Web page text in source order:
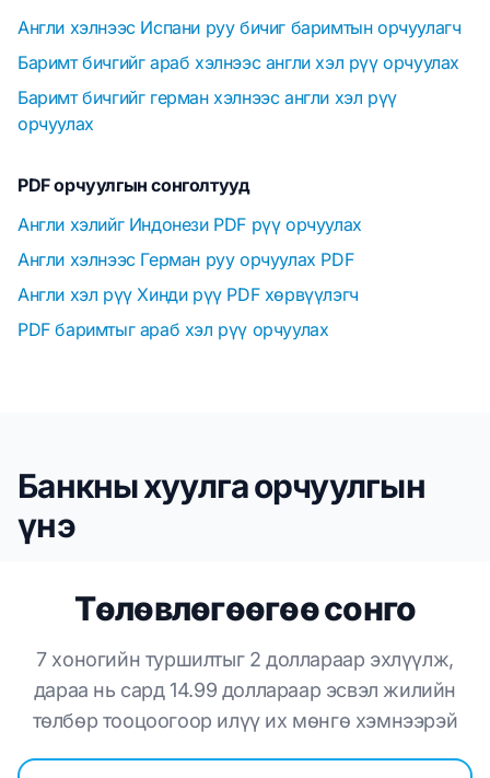
Англи хэлнээс Испани руу бичиг баримтын орчуулагч
Баримт бичгийг араб хэлнээс англи хэл рүү орчуулах
Баримт бичгийг герман хэлнээс англи хэл рүү
орчуулах
PDF орчуулгын сонголтууд
Англи хэлийг Индонези PDF рүү орчуулах
Англи хэлнээс Герман руу орчуулах PDF
Англи хэл рүү Хинди рүү PDF хөрвүүлэгч
PDF баримтыг араб хэл рүү орчуулах
Банкны хуулга орчуулгын
үнэ
Төлөвлөгөөгөө сонго
7 хоногийн туршилтыг 2 доллараар эхлүүлж,
дараа нь сард 14.99 доллараар эсвэл жилийн
төлбөр тооцоогоор илүү их мөнгө хэмнээрэй